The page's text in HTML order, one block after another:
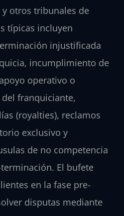
y otros tribunales de
típicas incluyen
injustificada
incumplimiento de
operativo o
franquiciante,
(royalties), reclamos
exclusivo y
de no competencia
El bufete
en la fase pre-
disputas mediante